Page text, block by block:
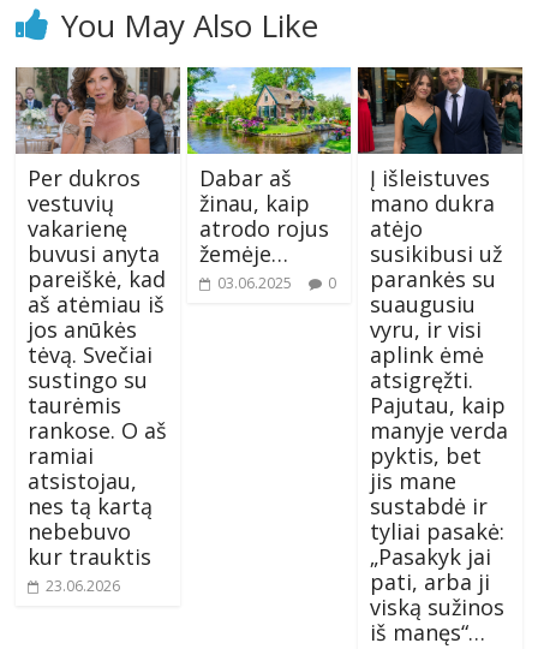
You May Also Like
Per dukros
vestuvių
vakarienę
buvusi anyta
pareiškė, kad
aš atėmiau iš
jos anūkės
tėvą. Svečiai
sustingo su
taurėmis
rankose. O aš
ramiai
atsistojau,
nes tą kartą
nebebuvo
kur trauktis
23.06.2026
Dabar aš
žinau, kaip
atrodo rojus
žemėje…
03.06.2025 0
Į išleistuves
mano dukra
atėjo
susikibusi už
parankės su
suaugusiu
vyru, ir visi
aplink ėmė
atsigręžti.
Pajutau, kaip
manyje verda
pyktis, bet
jis mane
sustabdė ir
tyliai pasakė:
„Pasakyk jai
pati, arba ji
viską sužinos
iš manęs“…